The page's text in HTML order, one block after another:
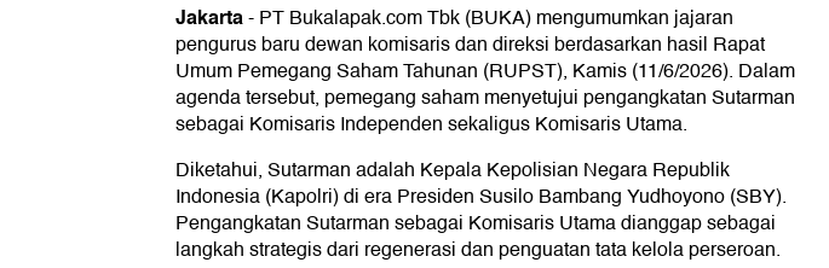
Jakarta-PT Bukalapak.com Tbk (BUKA) mengumumkan jajaran
pengurus baru dewan komisaris dan direksi berdasarkan hasil Rapat
Umum Pemegang Saham Tahunan (RUPST), Kamis (11/6/2026). Dalam
agenda tersebut, pemegang saham menyetujui pengangkatan Sutarman
sebagai Komisaris Independen sekaligus Komisaris Utama.
Diketahui, Sutarman adalah Kepala Kepolisian Negara Republik
Indonesia (Kapolri) di era Presiden Susilo Bambang Yudhoyono (SBY).
Pengangkatan Sutarman sebagai Komisaris Utama dianggap sebagai
langkah strategis dari regenerasi dan penguatan tata kelola perseroan.